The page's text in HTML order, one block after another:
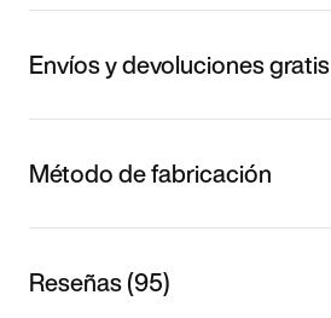
Envíos y devoluciones gratis
Método de fabricación
Reseñas (95)